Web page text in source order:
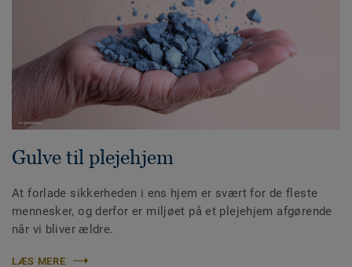
Gulve til plejehjem
At forlade sikkerheden i ens hjem er svært for de fleste
mennesker, og derfor er miljøet på et plejehjem afgørende
når vi bliver ældre.
LÆS MERE